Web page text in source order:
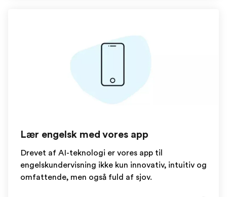
Lær engelsk med vores app
Drevet af AI-teknologi er vores app til
engelskundervisning ikke kun innovativ, intuitiv og
omfattende, men også fuld af sjov.